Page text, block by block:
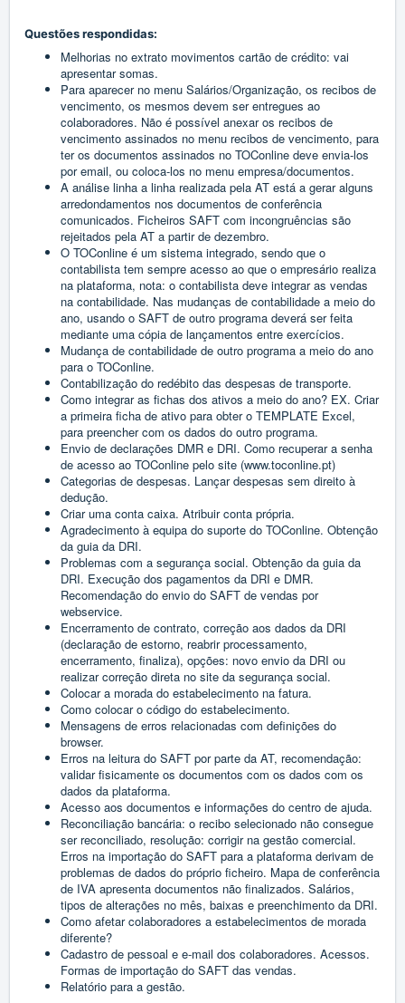
Questões respondidas:
Melhorias no extrato movimentos cartão de crédito: vai
apresentar somas.
Para aparecer no menu Salários/Organização, os recibos de
vencimento, os mesmos devem ser entregues ao
colaboradores. Não é possível anexar os recibos de
vencimento assinados no menu recibos de vencimento, para
ter os documentos assinados no TOConline deve envia-los
por email, ou coloca-los no menu empresa/documentos.
A análise linha a linha realizada pela AT está a gerar alguns
arredondamentos nos documentos de conferência
comunicados. Ficheiros SAFT com incongruências são
rejeitados pela AT a partir de dezembro.
O TOConline é um sistema integrado, sendo que o
contabilista tem sempre acesso ao que o empresário realiza
na plataforma, nota: o contabilista deve integrar as vendas
na contabilidade. Nas mudanças de contabilidade a meio do
ano, usando o SAFT de outro programa deverá ser feita
mediante uma cópia de lançamentos entre exercícios.
Mudança de contabilidade de outro programa a meio do ano
para o TOConline.
Contabilização do redébito das despesas de transporte.
Como integrar as fichas dos ativos a meio do ano? EX. Criar
a primeira ficha de ativo para obter o TEMPLATE Excel,
para preencher com os dados do outro programa.
Envio de declarações DMR e DRI. Como recuperar a senha
de acesso ao TOConline pelo site (www.toconline.pt)
Categorias de despesas. Lançar despesas sem direito à
dedução.
Criar uma conta caixa. Atribuir conta própria.
Agradecimento à equipa do suporte do TOConline. Obtenção
da guia da DRI.
Problemas com a segurança social. Obtenção da guia da
DRI. Execução dos pagamentos da DRI e DMR.
Recomendação do envio do SAFT de vendas por
webservice.
Encerramento de contrato, correção aos dados da DRI
(declaração de estorno, reabrir processamento,
encerramento, finaliza), opções: novo envio da DRI ou
realizar correção direta no site da segurança social.
Colocar a morada do estabelecimento na fatura.
Como colocar o código do estabelecimento.
Mensagens de erros relacionadas com definições do
browser.
Erros na leitura do SAFT por parte da AT, recomendação:
validar fisicamente os documentos com os dados com os
dados da plataforma.
Acesso aos documentos e informações do centro de ajuda.
Reconciliação bancária: o recibo selecionado não consegue
ser reconciliado, resolução: corrigir na gestão comercial.
Erros na importação do SAFT para a plataforma derivam de
problemas de dados do próprio ficheiro. Mapa de conferência
de IVA apresenta documentos não finalizados. Salários,
tipos de alterações no mês, baixas e preenchimento da DRI.
Como afetar colaboradores a estabelecimentos de morada
diferente?
Cadastro de pessoal e e-mail dos colaboradores. Acessos.
Formas de importação do SAFT das vendas.
Relatório para a gestão.